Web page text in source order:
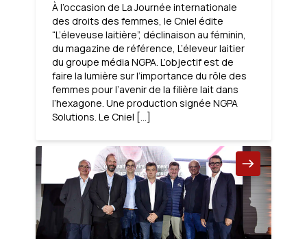
À l’occasion de La Journée internationale
des droits des femmes, le Cniel édite
“L’éleveuse laitière”, déclinaison au féminin,
du magazine de référence, L’éleveur laitier
du groupe média NGPA. L’objectif est de
faire la lumière sur l’importance du rôle des
femmes pour l’avenir de la filière lait dans
l’hexagone. Une production signée NGPA
Solutions. Le Cniel […]